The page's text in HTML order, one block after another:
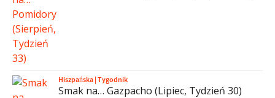
Hiszpańska|Tygodnik
Smak na… Gazpacho (Lipiec, Tydzień 30)